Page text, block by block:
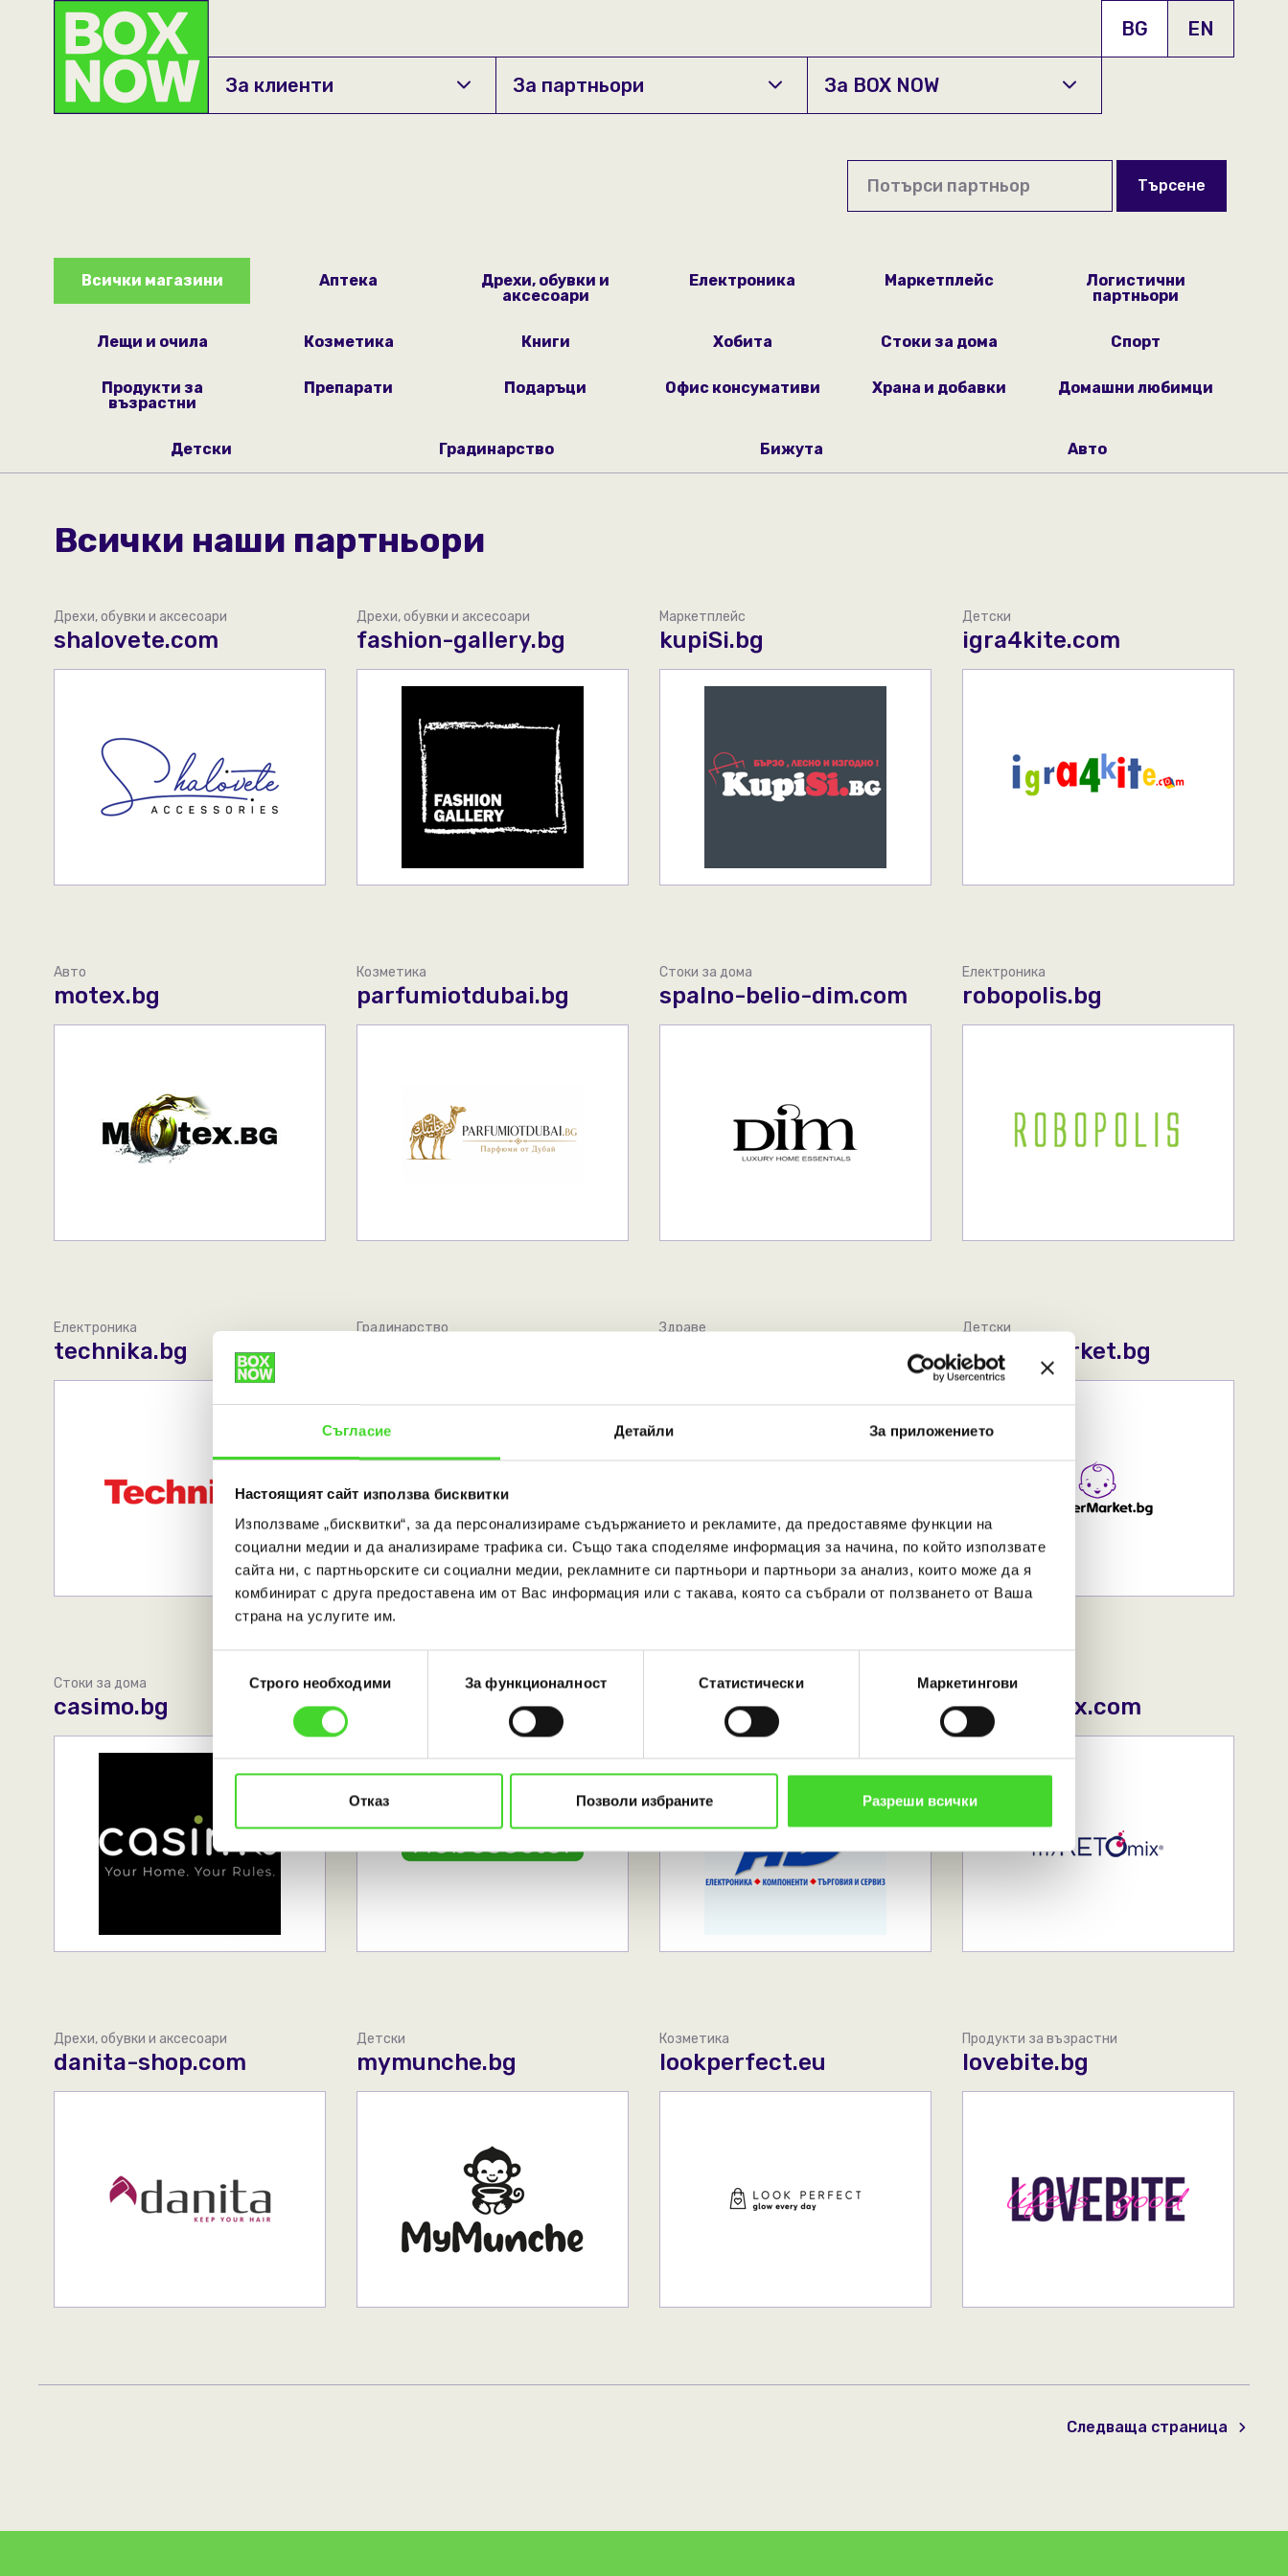
Съгласие Детайли За приложението
Настоящият сайт използва бисквитки
Използваме „бисквитки“, за да персонализираме съдържанието и рекламите, да предоставяме функции на
социални медии и да анализираме трафика си. Също така споделяме информация за начина, по който използвате
сайта ни, с партньорските си социални медии, рекламните си партньори и партньори за анализ, които може да я
комбинират с друга предоставена им от Вас информация или с такава, която са събрали от ползването от Ваша
страна на услугите им.
Строго необходими За функционалност Статистически Маркетингови
Отказ Позволи избраните Разреши всички
За клиенти За партньори За BOX NOW
Ръководствa 08:00 ч. - 21:00 ч.
Събота
09:00 ч. - 20:00 ч.
Неделя
BG EN
Търсене
Всички магазини Аптека
Дрехи, обувки и
аксесоари
Електроника Маркетплейс
Логистични
партньори
Лещи и очила Козметика Книги Хобита Стоки за дома Спорт
Продукти за
възрастни
Препарати Подаръци Офис консумативи Храна и добавки Домашни любимци
Детски Градинарство Бижута Авто
Всички наши партньори
Дрехи, обувки и аксесоари
shalovete.com
Дрехи, обувки и аксесоари
fashion-gallery.bg
Маркетплейс
kupiSi.bg
Детски
igra4kite.com
Авто
motex.bg
Козметика
parfumiotdubai.bg
Стоки за дома
spalno-belio-dim.com
Електроника
robopolis.bg
Електроника
technika.bg
Градинарство Здраве Детски
kindermarket.bg
Стоки за дома
casimo.bg
Електроника
robosector.eu
Електроника
ashop.bg
Храна и добавки
myketomix.com
Дрехи, обувки и аксесоари
danita-shop.com
Детски
mymunche.bg
Козметика
lookperfect.eu
Продукти за възрастни
lovebite.bg
Следваща страница